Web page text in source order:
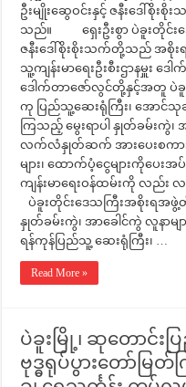
ဦးမျိုးဆွေဝင်းနှင့် ဇနီးဒေါ်စို
သည်။ ရှေးဦးစွာ ပဲခူးတိုင်းဒေ
ဇနီးဒေါ်စိုးစိုးသက်တို့သည် အစိုးရ
သူ့ကျန်းမာရေးဦးစီးဌာနမှူး ဒေ
ဒေါက်တာဇော်လွင်တို့နှင့်အတူ ပဲခူ
ကု ပြည်သူ့ဆေးရုံကြီး၊ အော
ကြသည့် မွေးရာပါ နှုတ်ခမ်းကွဲ၊ အ
လက်လံနှုတ်ဆက် အားပေးစကားပ
များ၊ ထောက်ပံ့ငွေများကိုပ
ကျန်းမာရေးဝန်ထမ်းကို လည်း
ပဲခူးတိုင်းဒေသကြီးအစိုးရအဖွဲ့တို့
နှုတ်ခမ်းကွဲ၊ အာခေါင်ကွဲ လူနာမ
ရန်ကုန်ပြည်သူ့ ဆေးရုံကြီး၊ …
Read More »
ပဲခူးမြို့၊ ဆုတောင်းပ
ဗုဒ္ဓရုပ်ပွားတော်မြ